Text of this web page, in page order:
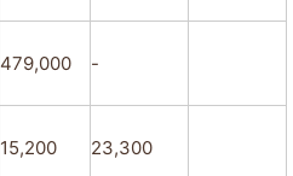
479,000 -
15,200 23,300